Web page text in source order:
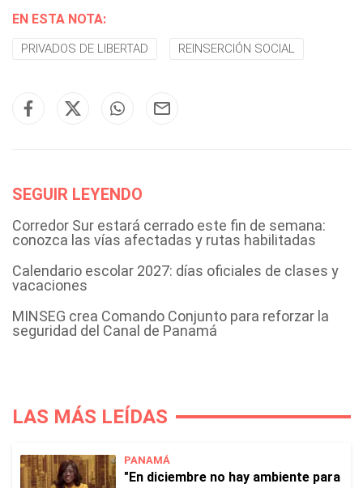
EN ESTA NOTA:
PRIVADOS DE LIBERTAD REINSERCIÓN SOCIAL
SEGUIR LEYENDO
Corredor Sur estará cerrado este fin de semana:
conozca las vías afectadas y rutas habilitadas
Calendario escolar 2027: días oficiales de clases y
vacaciones
MINSEG crea Comando Conjunto para reforzar la
seguridad del Canal de Panamá
LAS MÁS LEÍDAS
PANAMÁ
"En diciembre no hay ambiente para